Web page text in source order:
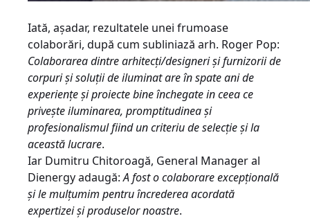
Iată, așadar, rezultatele unei frumoase
colaborări, după cum subliniază arh. Roger Pop:
Colaborarea dintre arhitecți/designeri și furnizorii de
corpuri și soluții de iluminat are în spate ani de
experiențe și proiecte bine închegate in ceea ce
privește iluminarea, promptitudinea și
profesionalismul fiind un criteriu de selecție și la
această lucrare.
Iar Dumitru Chitoroagă, General Manager al
Dienergy adaugă:A fost o colaborare excepțională
și le mulțumim pentru încrederea acordată
expertizei și produselor noastre.